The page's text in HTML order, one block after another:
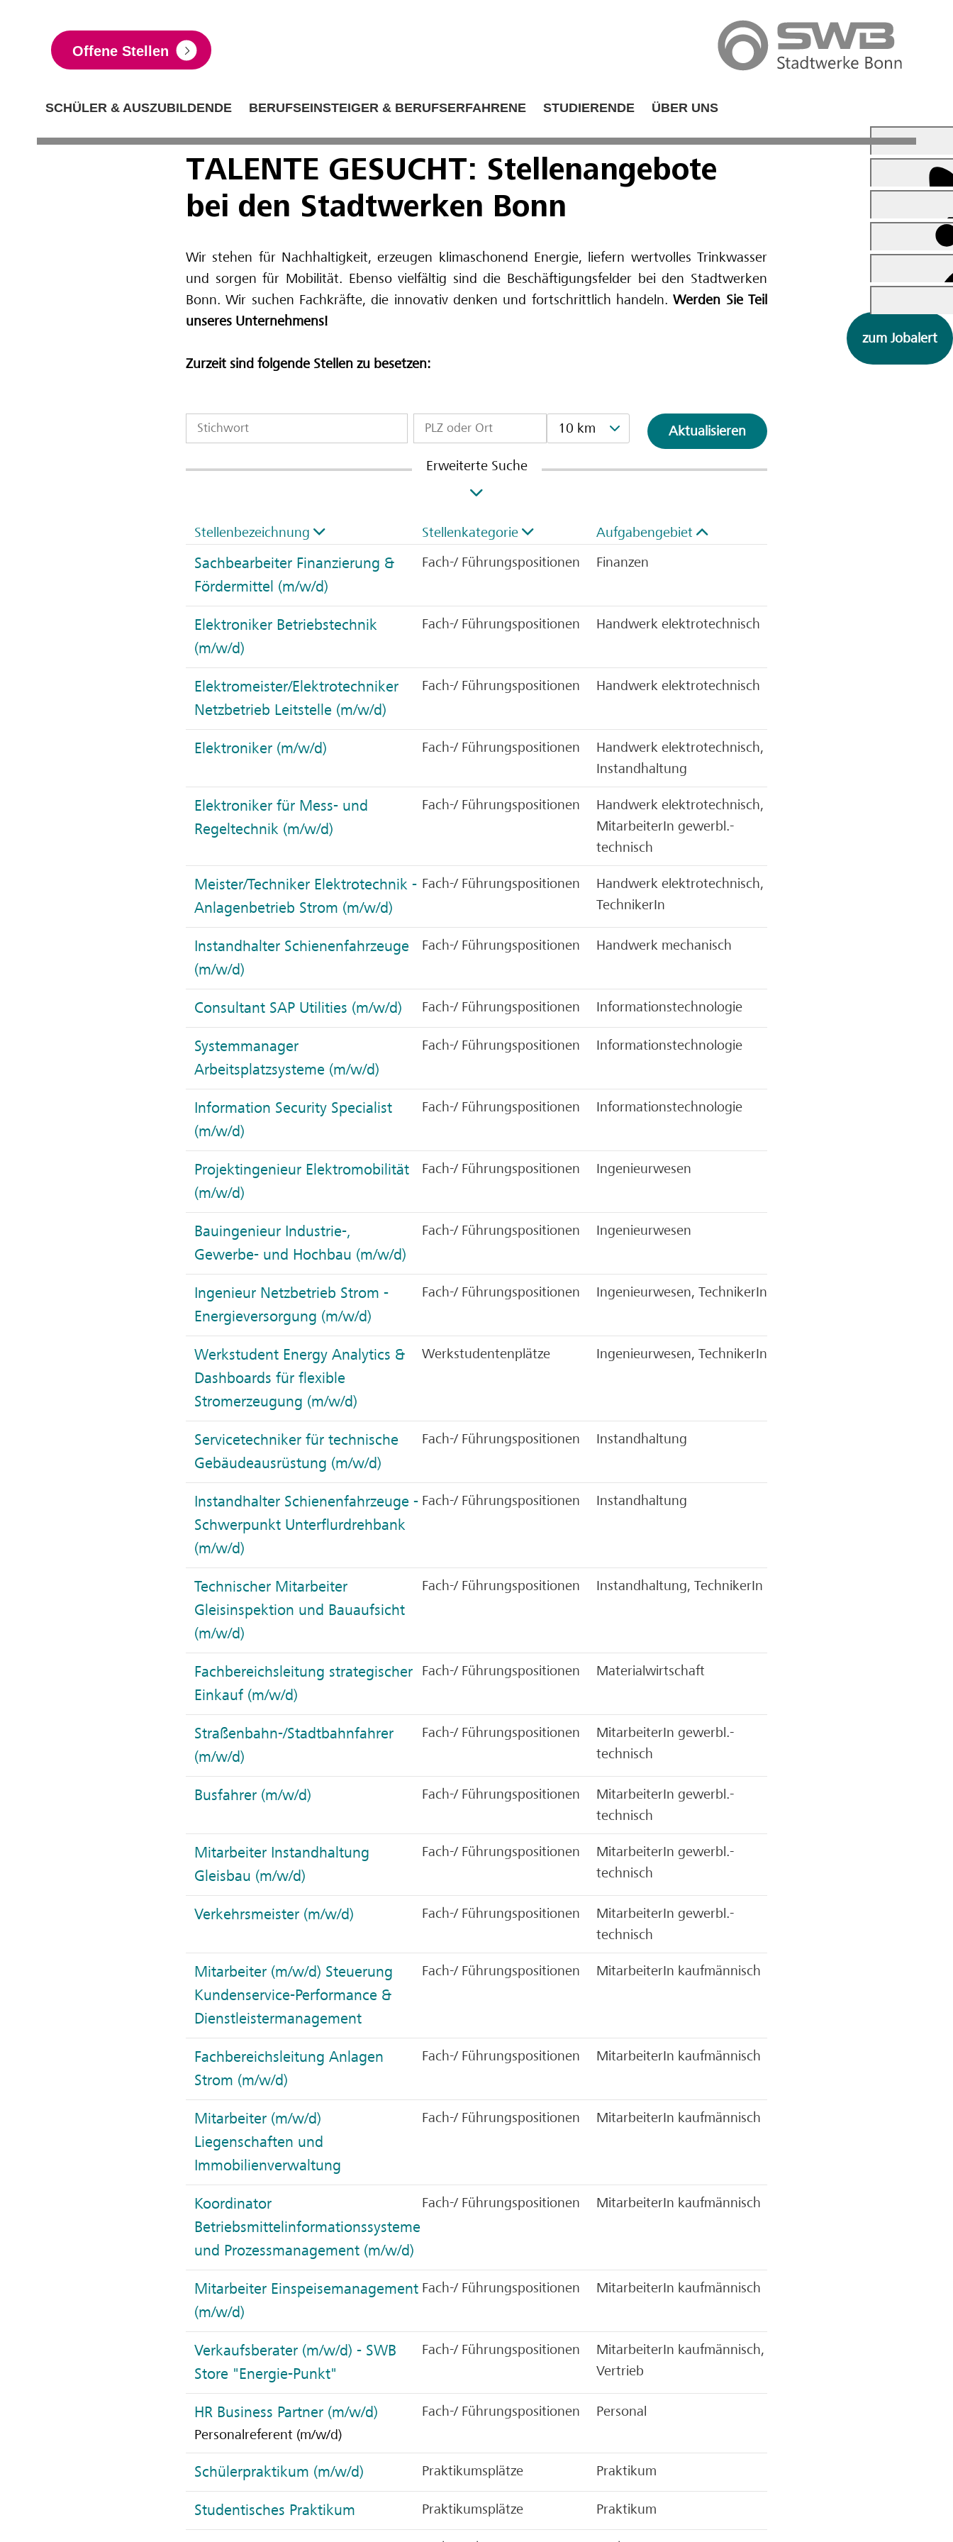
Offene Stellen
SCHÜLER & AUSZUBILDENDE BERUFSEINSTEIGER & BERUFSERFAHRENE STUDIERENDE ÜBER UNS
TALENTE GESUCHT: Stellenangebote
bei den Stadtwerken Bonn
Wir stehen für Nachhaltigkeit, erzeugen klimaschonend Energie, liefern wertvolles Trinkwasser
und sorgen für Mobilität. Ebenso vielfältig sind die Beschäftigungsfelder bei den Stadtwerken
Bonn. Wir suchen Fachkräfte, die innovativ denken und fortschrittlich handeln.Werden Sie Teil
unseres Unternehmens!
Zurzeit sind folgende Stellen zu besetzen:
10 km Aktualisieren
Erweiterte Suche
Stellenbezeichnung Stellenkategorie Aufgabengebiet
Sachbearbeiter Finanzierung &
Fördermittel (m/w/d)
Fach-/ Führungspositionen Finanzen
Elektroniker Betriebstechnik
(m/w/d)
Fach-/ Führungspositionen Handwerk elektrotechnisch
Elektromeister/Elektrotechniker
Netzbetrieb Leitstelle (m/w/d)
Fach-/ Führungspositionen Handwerk elektrotechnisch
Elektroniker (m/w/d) Fach-/ Führungspositionen
Handwerk elektrotechnisch,
Instandhaltung
Elektroniker für Mess- und
Regeltechnik (m/w/d)
Fach-/ Führungspositionen
Handwerk elektrotechnisch,
MitarbeiterIn gewerbl.-
technisch
Meister/Techniker Elektrotechnik -
Anlagenbetrieb Strom (m/w/d)
Fach-/ Führungspositionen
Handwerk elektrotechnisch,
TechnikerIn
Instandhalter Schienenfahrzeuge
(m/w/d)
Fach-/ Führungspositionen Handwerk mechanisch
Consultant SAP Utilities (m/w/d) Fach-/ Führungspositionen Informationstechnologie
Systemmanager
Arbeitsplatzsysteme (m/w/d)
Fach-/ Führungspositionen Informationstechnologie
Information Security Specialist
(m/w/d)
Fach-/ Führungspositionen Informationstechnologie
Projektingenieur Elektromobilität
(m/w/d)
Fach-/ Führungspositionen Ingenieurwesen
Bauingenieur Industrie-,
Gewerbe- und Hochbau (m/w/d)
Fach-/ Führungspositionen Ingenieurwesen
Ingenieur Netzbetrieb Strom -
Energieversorgung (m/w/d)
Fach-/ Führungspositionen Ingenieurwesen, TechnikerIn
Werkstudent Energy Analytics &
Dashboards für flexible
Stromerzeugung (m/w/d)
Werkstudentenplätze Ingenieurwesen, TechnikerIn
Servicetechniker für technische
Gebäudeausrüstung (m/w/d)
Fach-/ Führungspositionen Instandhaltung
Instandhalter Schienenfahrzeuge -
Schwerpunkt Unterflurdrehbank
(m/w/d)
Fach-/ Führungspositionen Instandhaltung
Technischer Mitarbeiter
Gleisinspektion und Bauaufsicht
(m/w/d)
Fach-/ Führungspositionen Instandhaltung, TechnikerIn
Fachbereichsleitung strategischer
Einkauf (m/w/d)
Fach-/ Führungspositionen Materialwirtschaft
Straßenbahn-/Stadtbahnfahrer
(m/w/d)
Fach-/ Führungspositionen
MitarbeiterIn gewerbl.-
technisch
Busfahrer (m/w/d) Fach-/ Führungspositionen
MitarbeiterIn gewerbl.-
technisch
Mitarbeiter Instandhaltung
Gleisbau (m/w/d)
Fach-/ Führungspositionen
MitarbeiterIn gewerbl.-
technisch
Verkehrsmeister (m/w/d) Fach-/ Führungspositionen
MitarbeiterIn gewerbl.-
technisch
Mitarbeiter (m/w/d) Steuerung
Kundenservice-Performance &
Dienstleistermanagement
Fach-/ Führungspositionen MitarbeiterIn kaufmännisch
Fachbereichsleitung Anlagen
Strom (m/w/d)
Fach-/ Führungspositionen MitarbeiterIn kaufmännisch
Mitarbeiter (m/w/d)
Liegenschaften und
Immobilienverwaltung
Fach-/ Führungspositionen MitarbeiterIn kaufmännisch
Koordinator
Betriebsmittelinformationssysteme
und Prozessmanagement (m/w/d)
Fach-/ Führungspositionen MitarbeiterIn kaufmännisch
Mitarbeiter Einspeisemanagement
(m/w/d)
Fach-/ Führungspositionen MitarbeiterIn kaufmännisch
Verkaufsberater (m/w/d) - SWB
Store "Energie-Punkt"
Fach-/ Führungspositionen
MitarbeiterIn kaufmännisch,
Vertrieb
HR Business Partner (m/w/d)
Personalreferent (m/w/d)
Fach-/ Führungspositionen Personal
Schülerpraktikum (m/w/d) Praktikumsplätze Praktikum
Studentisches Praktikum Praktikumsplätze Praktikum
zum Jobalert